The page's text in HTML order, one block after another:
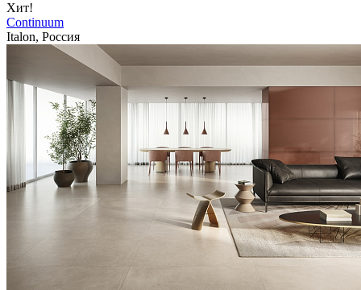
Хит!
Continuum
Italon, Россия